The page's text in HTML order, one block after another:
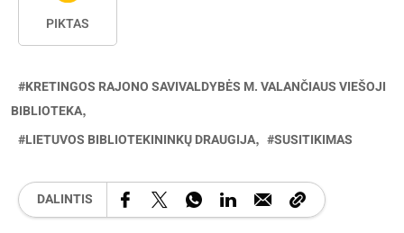
PIKTAS
KRETINGOS RAJONO SAVIVALDYBĖS M. VALANČIAUS VIEŠOJI
BIBLIOTEKA
LIETUVOS BIBLIOTEKININKŲ DRAUGIJA
SUSITIKIMAS
DALINTIS